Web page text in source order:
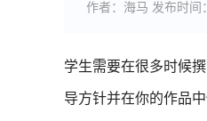
作者：海马 发布时间
学生需要在很多时候
导方针并在你的作品